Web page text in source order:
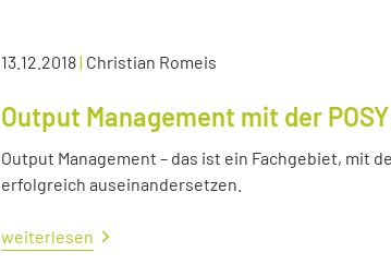
13.12.2018| Christian Romeis
Output Management mit der
Output Management – das ist ein Fachgebiet, mit
erfolgreich auseinandersetzen.
weiterlesen